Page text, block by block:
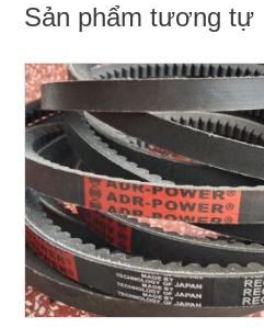
Sản phẩm tương tự